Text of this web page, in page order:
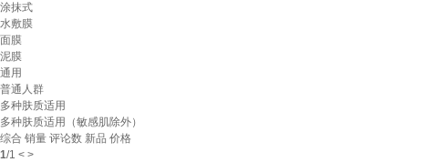
涂抹式
水敷膜
面膜
泥膜
通用
普通人群
多种肤质适用
多种肤质适用（敏感肌除外）
综合 销量 评论数 新品 价格
1/1 < >